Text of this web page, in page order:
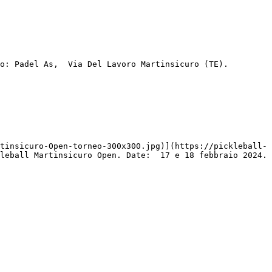
As,  Via Del Lavoro Martinsicuro (TE).
Open-torneo-300x300.jpg)](https://pickleball-
Martinsicuro Open. Date:  17 e 18 febbraio 2024.